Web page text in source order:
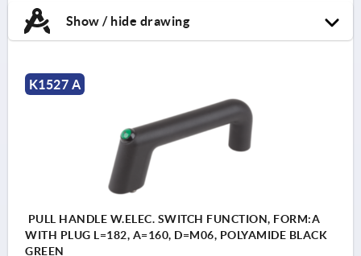
Show / hide drawing
K1527 A
PULL HANDLE W.ELEC. SWITCH FUNCTION, FORM:A
WITH PLUG L=182, A=160, D=M06, POLYAMIDE BLACK
GREEN